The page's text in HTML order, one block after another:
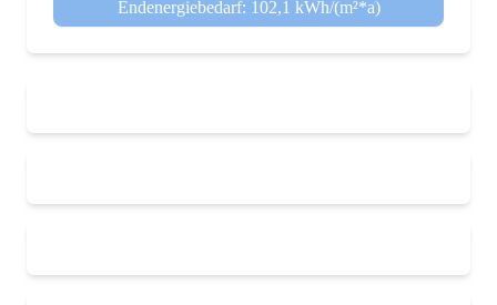
Endenergiebedarf: 102,1 kWh/(m²*a)